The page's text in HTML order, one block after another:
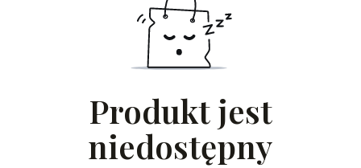
Produkt jest
niedostępny